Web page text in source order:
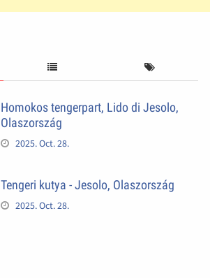
Homokos tengerpart, Lido di Jesolo,
Olaszország
2025. Oct. 28.
Tengeri kutya - Jesolo, Olaszország
2025. Oct. 28.